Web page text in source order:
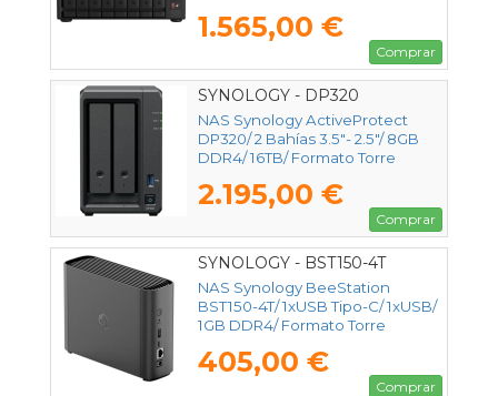
1.565,00 €
Comprar
SYNOLOGY - DP320
NAS Synology ActiveProtect
DP320/ 2 Bahías 3.5"- 2.5"/ 8GB
DDR4/ 16TB/ Formato Torre
2.195,00 €
Comprar
SYNOLOGY - BST150-4T
NAS Synology BeeStation
BST150-4T/ 1xUSB Tipo-C/ 1xUSB/
1GB DDR4/ Formato Torre
405,00 €
Comprar